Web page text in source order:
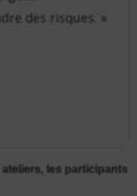
des risques. »
les participants